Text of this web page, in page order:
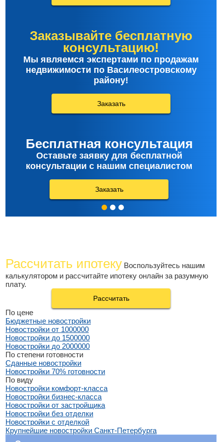
Заказывайте бесплатную
консультацию!
Мы являемся экспертами по продажам
недвижимости по Василеостровскому
району!
Заказать
Бесплатная консультация
Оставьте заявку для бесплатной
консультации с нашим специалистом
Заказать
Рассчитать ипотеку Воспользуйтесь нашим
калькулятором и рассчитайте ипотеку онлайн за разумную
плату.
Рассчитать
По цене
Бюджетные новостройки
Новостройки от 1000000
Новостройки до 1500000
Новостройки до 2000000
По степени готовности
Сданные новостройки
Новостройки 70% готовности
По виду
Новостройки комфорт-класса
Новостройки бизнес-класса
Новостройки от застройщика
Новостройки без отделки
Новостройки с отделкой
Крупнейшие новостройки Санкт-Петербурга